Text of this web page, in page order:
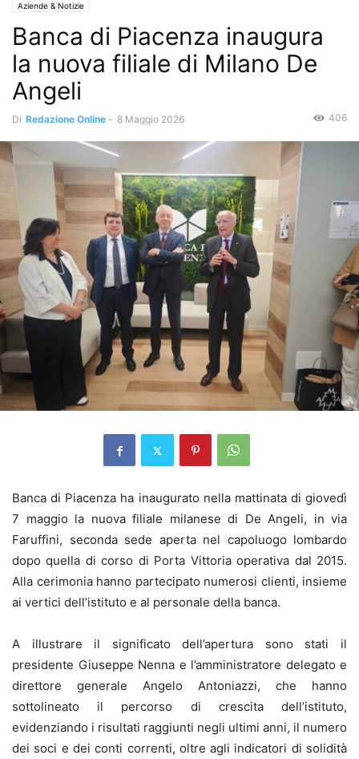
Aziende & Notizie
Banca di Piacenza inaugura
la nuova filiale di Milano De
Angeli
Di Redazione Online - 8 Maggio 2026 406
Banca di Piacenza ha inaugurato nella mattinata di giovedì
7 maggio la nuova filiale milanese di De Angeli, in via
Faruffini, seconda sede aperta nel capoluogo lombardo
dopo quella di corso di Porta Vittoria operativa dal 2015.
Alla cerimonia hanno partecipato numerosi clienti, insieme
ai vertici dell’istituto e al personale della banca.
A illustrare il significato dell’apertura sono stati il
presidente Giuseppe Nenna e l’amministratore delegato e
direttore generale Angelo Antoniazzi, che hanno
sottolineato il percorso di crescita dell’istituto,
evidenziando i risultati raggiunti negli ultimi anni, il numero
dei soci e dei conti correnti, oltre agli indicatori di solidità